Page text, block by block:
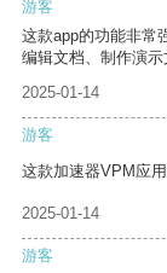
游客
这款app的功能非常
编辑文档、制作演示
2025-01-14
游客
这款加速器VPM应
2025-01-14
游客